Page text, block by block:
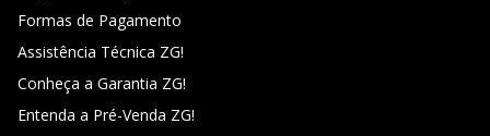
Formas de Pagamento
Assistência Técnica ZG!
Conheça a Garantia ZG!
Entenda a Pré-Venda ZG!